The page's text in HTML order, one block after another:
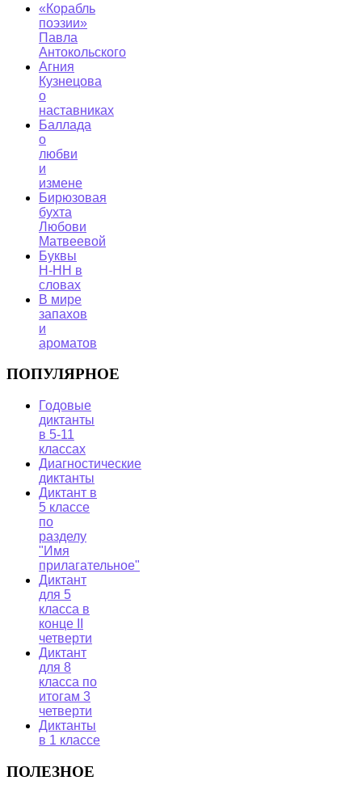
«Корабль
поэзии»
Павла
Антокольского
Агния
Кузнецова
о
наставниках
Баллада
о
любви
и
измене
Бирюзовая
бухта
Любови
Матвеевой
Буквы
Н-НН в
словах
В мире
запахов
и
ароматов
ПОПУЛЯРНОЕ
Годовые
диктанты
в 5-11
классах
Диагностические
диктанты
Диктант в
5 классе
по
разделу
"Имя
прилагательное"
Диктант
для 5
класса в
конце II
четверти
Диктант
для 8
класса по
итогам 3
четверти
Диктанты
в 1 классе
ПОЛЕЗНОЕ